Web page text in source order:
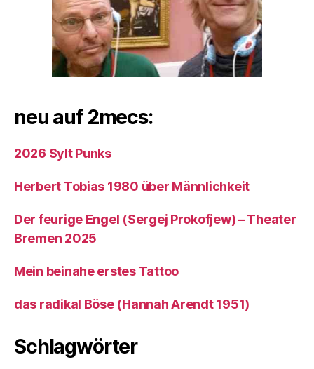
neu auf 2mecs:
2026 Sylt Punks
Herbert Tobias 1980 über Männlichkeit
Der feurige Engel (Sergej Prokofjew) – Theater
Bremen 2025
Mein beinahe erstes Tattoo
das radikal Böse (Hannah Arendt 1951)
Schlagwörter